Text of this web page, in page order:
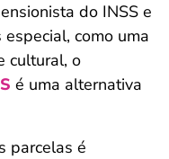
do INSS e
como uma
cultural, o
é uma alternativa
parcelas é